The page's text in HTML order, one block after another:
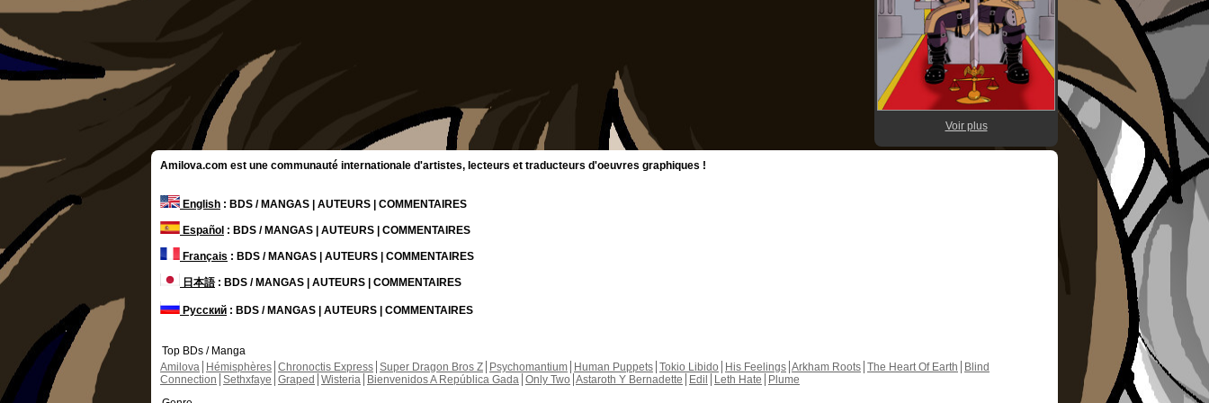
Voir plus
Amilova.com est une communauté internationale d'artistes, lecteurs et traducteurs d'oeuvres graphiques !
English : BDS / MANGAS | AUTEURS | COMMENTAIRES
Español : BDS / MANGAS | AUTEURS | COMMENTAIRES
Français : BDS / MANGAS | AUTEURS | COMMENTAIRES
日本語: BDS / MANGAS | AUTEURS | COMMENTAIRES
Русский : BDS / MANGAS | AUTEURS | COMMENTAIRES
Top BDs / Manga
Amilova
Hémisphères Chronoctis Express Super Dragon Bros Z Psychomantium Human Puppets Tokio Libido His Feelings Arkham Roots The Heart Of Earth
Blind
Connection Sethxfaye Graped Wisteria Bienvenidos A República Gada Only Two Astaroth Y Bernadette Edil Leth Hate
Plume